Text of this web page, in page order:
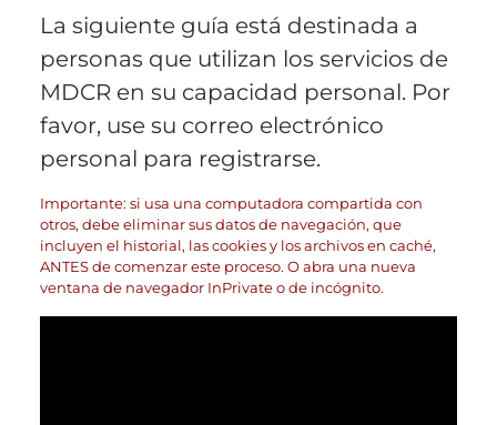
La siguiente guía está destinada a
personas que utilizan los servicios de
MDCR en su capacidad personal. Por
favor, use su correo electrónico
personal para registrarse.
Importante: si usa una computadora compartida con
otros, debe eliminar sus datos de navegación, que
incluyen el historial, las cookies y los archivos en caché,
ANTES de comenzar este proceso. O abra una nueva
ventana de navegador InPrivate o de incógnito.